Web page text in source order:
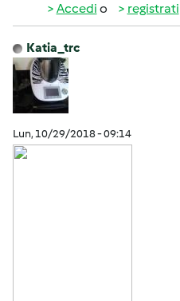
Accedi o registrati
Katia_trc
Lun, 10/29/2018 - 09:14